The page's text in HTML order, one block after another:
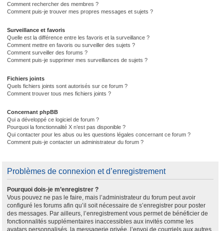
Comment rechercher des membres ?
Comment puis-je trouver mes propres messages et sujets ?
Surveillance et favoris
Quelle est la différence entre les favoris et la surveillance ?
Comment mettre en favoris ou surveiller des sujets ?
Comment surveiller des forums ?
Comment puis-je supprimer mes surveillances de sujets ?
Fichiers joints
Quels fichiers joints sont autorisés sur ce forum ?
Comment trouver tous mes fichiers joints ?
Concernant phpBB
Qui a développé ce logiciel de forum ?
Pourquoi la fonctionnalité X n’est pas disponible ?
Qui contacter pour les abus ou les questions légales concernant ce forum ?
Comment puis-je contacter un administrateur du forum ?
Problèmes de connexion et d’enregistrement
Pourquoi dois-je m’enregistrer ?
Vous pouvez ne pas le faire, mais l’administrateur du forum peut avoir
configuré les forums afin qu’il soit nécessaire de s’enregistrer pour poster
des messages. Par ailleurs, l’enregistrement vous permet de bénéficier de
fonctionnalités supplémentaires inaccessibles aux invités comme les
avatars personnalisés, la messagerie privée, l’envoi de courriels aux autres